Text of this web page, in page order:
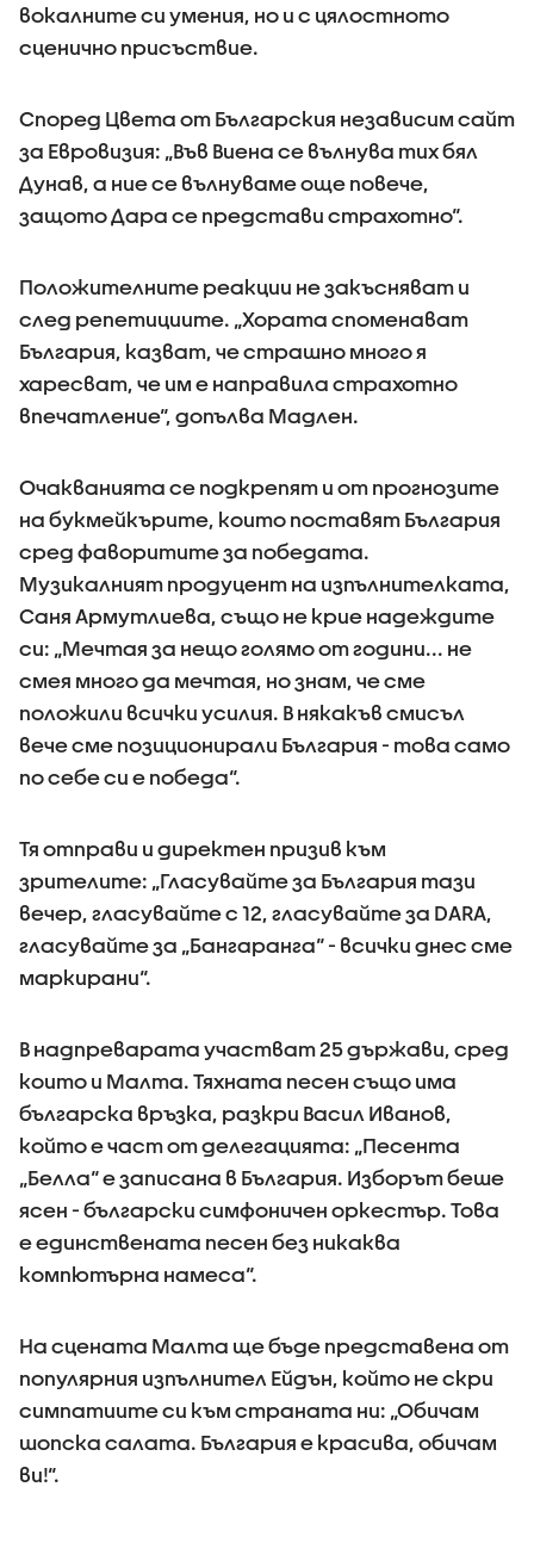
вокалните си умения, но и с цялостното
сценично присъствие.
Според Цвета от Българския независим сайт
за Евровизия: „Във Виена се вълнува тих бял
Дунав, а ние се вълнуваме още повече,
защото Дара се представи страхотно“.
Положителните реакции не закъсняват и
след репетициите. „Хората споменават
България, казват, че страшно много я
харесват, че им е направила страхотно
впечатление“, допълва Мадлен.
Очакванията се подкрепят и от прогнозите
на букмейкърите, които поставят България
сред фаворитите за победата.
Музикалният продуцент на изпълнителката,
Саня Армутлиева, също не крие надеждите
си: „Мечтая за нещо голямо от години... не
смея много да мечтая, но знам, че сме
положили всички усилия. В някакъв смисъл
вече сме позиционирали България - това само
по себе си е победа“.
Тя отправи и директен призив към
зрителите: „Гласувайте за България тази
вечер, гласувайте с 12, гласувайте за DARA,
гласувайте за „Бангаранга“ - всички днес сме
маркирани“.
В надпреварата участват 25 държави, сред
които и Малта. Тяхната песен също има
българска връзка, разкри Васил Иванов,
който е част от делегацията: „Песента
„Белла“ е записана в България. Изборът беше
ясен - български симфоничен оркестър. Това
е единствената песен без никаква
компютърна намеса“.
На сцената Малта ще бъде представена от
популярния изпълнител Ейдън, който не скри
симпатиите си към страната ни: „Обичам
шопска салата. България е красива, обичам
ви!“.